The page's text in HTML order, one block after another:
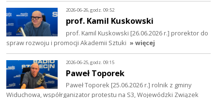
2026-06-26, godz. 09:52
prof. Kamil Kuskowski
prof. Kamil Kuskowski [26.06.2026 r.] prorektor do
spraw rozwoju i promocji Akademii Sztuki » więcej
2026-06-25, godz. 09:15
Paweł Toporek
Paweł Toporek [25.06.2026 r.] rolnik z gminy
Widuchowa, współrganizator protestu na S3, Wojewódzki Związek